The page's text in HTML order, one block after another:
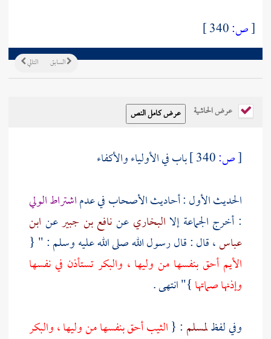
[ص:
التالي السابق
عرض الحاشية
[ص:
باب في الأولياء والأكفاء
الحديث الأول : أحاديث الأصحاب في عدماشتراط الولي
: أخرج الجماعة إلاالبخاري عننافع بن جبيرعن ابن
عباس، قال : قال رسول الله صلى الله عليه وسلم : " {
الأيم أحق بنفسها من وليها ، والبكر تستأذن في نفسها
وإذنها صماتها}" انتهى .
وفي لفظلمسلم : {الثيب أحق بنفسها من وليها ، والبكر